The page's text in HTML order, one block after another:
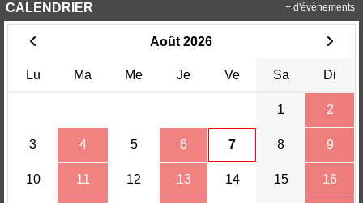
CALENDRIER
Août 2026
Lu Ma Me Je Ve Sa Di
1 2
3 4 5 6 7 8 9
10 11 12 13 14 15 16
+ d'évènements